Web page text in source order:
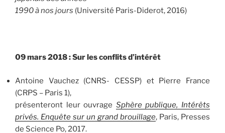
1990 à nos jours (Université Paris-Diderot, 2016)
09 mars 2018 : Sur les conflits d’intérêt
Antoine Vauchez (CNRS- CESSP) et Pierre France
(CRPS – Paris 1),
présenteront leur ouvrage Sphère publique, Intérêts
privés. Enquête sur un grand brouillage, Paris, Presses
de Science Po, 2017.